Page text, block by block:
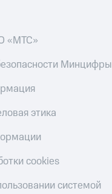
«МТС»
Минцифры
этика
cookies
системой